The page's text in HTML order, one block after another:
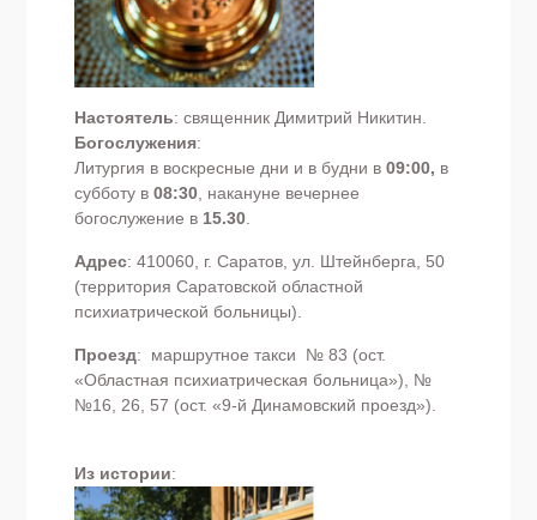
Настоятель: священник Димитрий Никитин.
Богослужения:
Литургия в воскресные дни и в будни в 09:00, в
субботу в 08:30, накануне вечернее
богослужение в 15.30.
Адрес: 410060, г. Саратов, ул. Штейнберга, 50
(территория Саратовской областной
психиатрической больницы).
Проезд: маршрутное такси № 83 (ост.
«Областная психиатрическая больница»), №
№16, 26, 57 (ост. «9-й Динамовский проезд»).
Из истории: